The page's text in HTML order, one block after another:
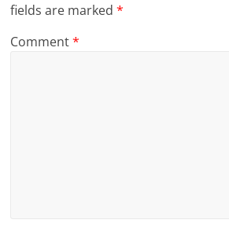
fields are marked*
Comment*